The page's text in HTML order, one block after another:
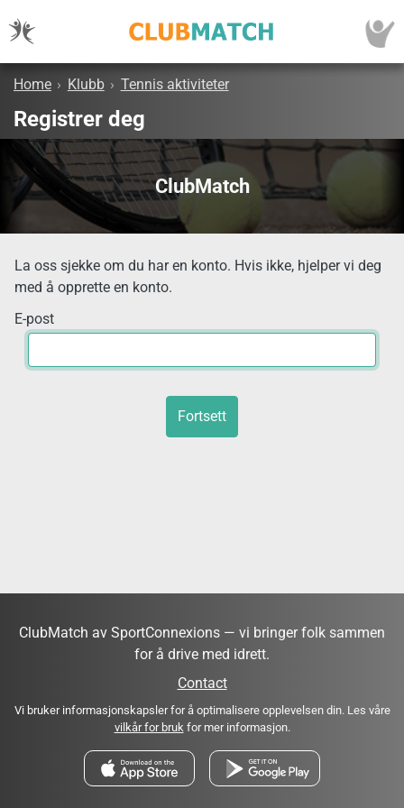
Home › Klubb › Tennis aktiviteter
Registrer deg
ClubMatch
La oss sjekke om du har en konto. Hvis ikke, hjelper vi deg
med å opprette en konto.
E-post
Fortsett
ClubMatch av SportConnexions — vi bringer folk sammen
for å drive med idrett.
Contact
Vi bruker informasjonskapsler for å optimalisere opplevelsen din. Les våre
vilkår for brukfor mer informasjon.